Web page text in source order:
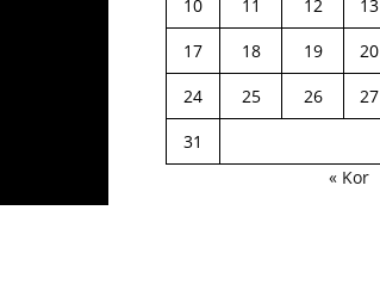
10 11 12 13
17
18 19 20
24
25 26 27
31
« Kor